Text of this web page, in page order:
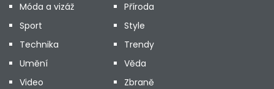
Móda a vizáž
Příroda
Sport
Style
Technika
Trendy
Umění
Věda
Video
Zbraně